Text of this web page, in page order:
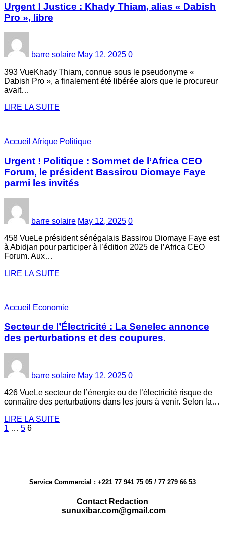
Urgent ! Justice : Khady Thiam, alias « Dabish
Pro », libre
barre solaire May 12, 2025 0
393 VueKhady Thiam, connue sous le pseudonyme «
Dabish Pro », a finalement été libérée alors que le procureur
avait…
LIRE LA SUITE
Accueil Afrique Politique
Urgent ! Politique : Sommet de l’Africa CEO
Forum, le président Bassirou Diomaye Faye
parmi les invités
barre solaire May 12, 2025 0
458 VueLe président sénégalais Bassirou Diomaye Faye est
à Abidjan pour participer à l’édition 2025 de l’Africa CEO
Forum. Aux…
LIRE LA SUITE
Accueil Economie
Secteur de l’Électricité : La Senelec annonce
des perturbations et des coupures.
barre solaire May 12, 2025 0
426 VueLe secteur de l’énergie ou de l’électricité risque de
connaître des perturbations dans les jours à venir. Selon la…
LIRE LA SUITE
Posts
1 … 5 6
Service Commercial : +221 77 941 75 05 / 77 279 66 53
Contact Redaction
sunuxibar.com@gmail.com